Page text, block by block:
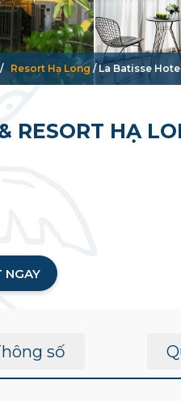
/ Resort Hạ Long /La Batisse
RESORT HẠ
NGAY
số